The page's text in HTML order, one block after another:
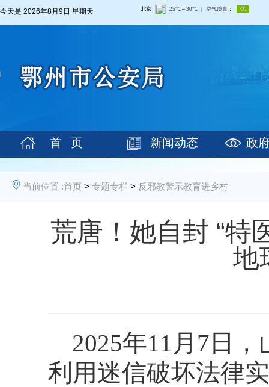
今天是 2026年8月9日 星期天
首 页 新闻动态 政
当前位置 :首页 > 专题专栏 > 反邪教警示教育进乡村
荒唐！她自封 “特
地
2025年11月7日
利用迷信破坏法律